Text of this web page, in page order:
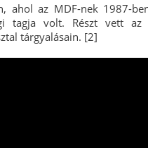
ahol az MDF-nek 1987-
tagja volt. Részt vett az
tárgyalásain. [2]